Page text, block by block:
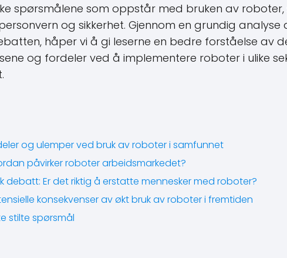
spørsmålene som oppstår med bruken av
og sikkerhet. Gjennom en grundig analyse
håper vi å gi leserne en bedre forståelse av
og fordeler ved å implementere roboter i ulike
og ulemper ved bruk av roboter i samfunnet
påvirker roboter arbeidsmarkedet?
debatt: Er det riktig å erstatte mennesker med roboter?
konsekvenser av økt bruk av roboter i fremtiden
stilte spørsmål